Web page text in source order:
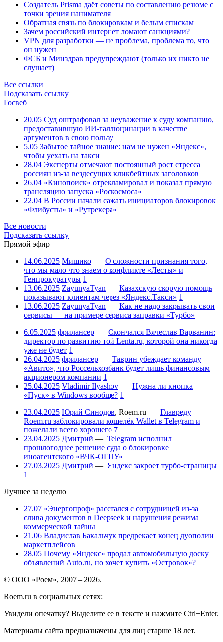
Создатель Prisma даёт советы по составлению резюме с
точки зрения нанимателя
Обратная связь по блокировкам и белым спискам
Зачем российский интернет ломают санкциями?
VPN для разработки — не проблема, проблема то, что
он нужен
ФСБ и Минздрав предупреждают (только их никто не
слушает)
Все ссылки
Подсказать ссылку
Госвеб
20.05 Суд оштрафовал за неуважение к суду компанию,
предоставившую ИИ-галлюцинации в качестве
аргументов в свою пользу
5.05 Забытое тайное знание: нам не нужен «Яндекс»,
чтобы уехать на такси
28.04 Эксперты отмечают постоянный рост стресса
россиян из-за вездесущих кликбейтных заголовков
26.04 «Кинопоиск» отрекламировал и показал прямую
трансляцию запуска «Роскосмоса»
22.04 В России начали сажать инициаторов блокировок
«Флибусты» и «Рутрекера»
Все новости
Подсказать ссылку
Прямой эфир
14.06.2025 Мишико — О сложности признания того,
что мы мало что знаем о конфликте «Лесты» и
Генпрокуратуры 1
13.06.2025 ZayunyaTyan — Казахскую скорую помощь
показывают клиентам через «Яндекс.Такси» 1
13.06.2025 ZayunyaTyan — Как не надо закрывать свои
сервисы — на примере сервиса заправки «Турбо»
6.05.2025 фрилансер — Скончался Вячеслав Варванин:
директор по развитию той Lenta.ru, которой она никогда
уже не будет 1
26.04.2025 фрилансер — Таврин убеждает команду
«Авито», что Россельхозбанк будет лишь финансовым
акционером компании 1
25.04.2025 Vladimir Ilyashov — Нужна ли кнопка
«Пуск» в Windows вообще? 1
23.04.2025 Юрий Синодов, Roem.ru — Главреду
Roem.ru заблокировали кошелёк Wallet в Telegram и
пожелали всего хорошего 7
23.04.2025 Дмитрий — Telegram исполнил
прошлогоднее решение суда о блокировке
иноагентского «ВЧК-ОГПУ»
27.03.2025 Дмитрий — Яндекс закроет турбо-страницы
1
Лучшее за неделю
27.07 «Энергопроф» расстался с сотрудницей из-за
слива документов в Deepseek и нарушения режима
коммерческой тайны
21.06 Владислав Бакальчук предрекает конец дуополии
маркетплейсов
28.05 Почему «Яндекс» продал автомобильную доску
объявлений Auto.ru, но хочет купить «Островок»?
© ООО «Роем», 2007 – 2026.
Roem.ru в социальных сетях:
Увидели опечатку? Выделите ее в тексте и нажмите Ctrl+Enter.
Материалы сайта предназначены для лиц старше 18 лет.